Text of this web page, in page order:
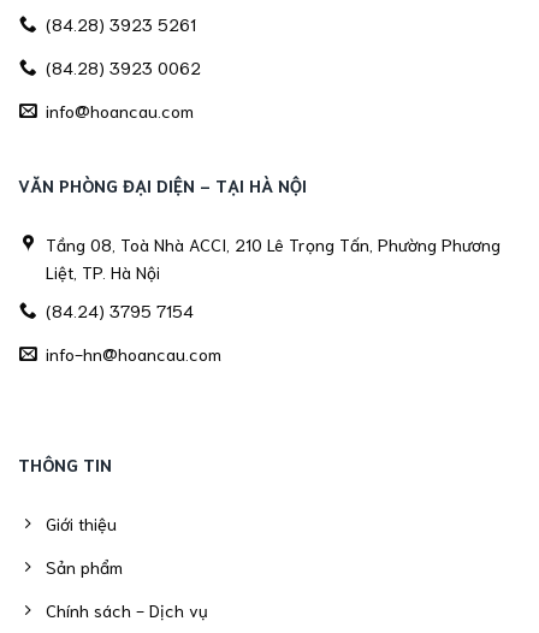
(84.28) 3923 5261
(84.28) 3923 0062
info@hoancau.com
VĂN PHÒNG ĐẠI DIỆN - TẠI HÀ NỘI
Tầng 08, Toà Nhà ACCI, 210 Lê Trọng Tấn, Phường Phương
Liệt, TP. Hà Nội
(84.24) 3795 7154
info-hn@hoancau.com
THÔNG TIN
Giới thiệu
Sản phẩm
Chính sách - Dịch vụ